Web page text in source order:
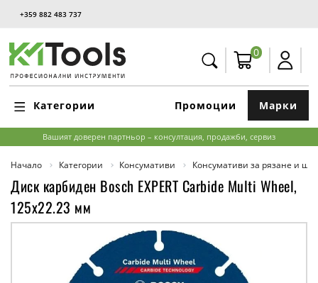
+359 882 483 737
0
Категории Марки
Промоции
Вашият доверен партньор – консултация, продажби, сервиз
Начало Категории Консумативи Консумативи за рязане и
Диск карбиден Bosch EXPERT Carbide Multi Wheel,
125x22.23 мм